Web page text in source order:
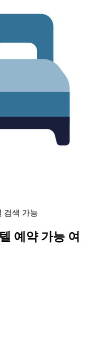
검색 가능
예약 가능 여